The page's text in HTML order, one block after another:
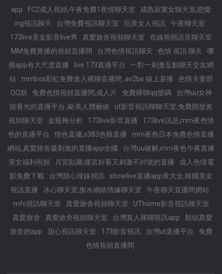
app
FC2成人視頻,午夜免費1夜情聊天室
成熟寂寞女聊天室,戀愛
ing視訊聊天
台灣免費視訊聊天室 玩美女人視訊
午夜聊天室
173live美女影音live秀
真愛旅舍視頻聊天室
在線視頻語音聊天室
MM兔費黃播的視頻直播間
台灣色情視訊聊天 色情 視訊 聊天
哪
個app有大尺度直播
live 173直播平台
一對一刺激互動聊天交友網
站
mmbox彩虹免費進入裸聊直播間 ,av2be 線上直播
色情夫妻群
QQ群
兔費色情視頻直播間,成人片 免費裸聊qq號碼
台灣uu女神
能看光的直播平台 ,歐美人體藝術
ut影音視訊聊聊天室,免費開放黃
視頻聊天室
金瓶梅分析 173live影音直播
173live訊息,mm夜色情
色的直播平台
情色直播,s383色狼直播
mm夜色日本免費色情直播
網站,真愛旅舍最刺激的直播app全國
台灣uu破解,mm夜色午夜直播
美女福利視頻
月宮貼圖,後宮好看又刺激不封號的直播
成人色情電
影免費下載
台灣甜心辣妹視訊
showlive直播app黃大全,韓國美女
視訊直播
冰心聊天室,衡水網絡情緣聊天室
午夜聊天直播間網站
mfc視訊聊天室
真愛旅舍視頻聊天室
UThome影音視訊聊天室
真愛旅舍
真愛旅舍視頻聊天室 台灣真人裸聊視訊app
類似真愛
旅舍的app
甜心視訊聊天室 173影音視訊 台灣ut直播平台
兔費
色情視頻直播間